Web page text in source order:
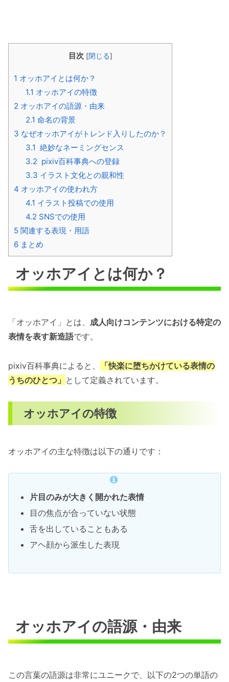
目次 [閉じる]
1 オッホアイとは何か？
1.1 オッホアイの特徴
2 オッホアイの語源・由来
2.1 命名の背景
3 なぜオッホアイがトレンド入りしたのか？
3.1 絶妙なネーミングセンス
3.2 pixiv百科事典への登録
3.3 イラスト文化との親和性
4 オッホアイの使われ方
4.1 イラスト投稿での使用
4.2 SNSでの使用
5 関連する表現・用語
6 まとめ
オッホアイとは何か？
「オッホアイ」とは、 成人向けコンテンツにおける特定の
表情を表す新造語です。
pixiv百科事典によると、
「快楽に堕ちかけている表情の
うちのひとつ」 として定義されています。
オッホアイの特徴
オッホアイの主な特徴は以下の通りです：
片目のみが大きく開かれた表情
目の焦点が合っていない状態
舌を出していることもある
アヘ顔から派生した表現
オッホアイの語源・由来
この言葉の語源は非常にユニークで、以下の2つの単語の